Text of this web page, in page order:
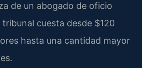
de un abogado de oficio
cuesta desde $120
hasta una cantidad mayor